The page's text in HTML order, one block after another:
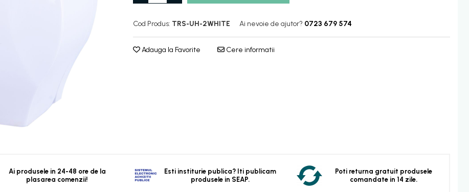
Cod Produs: TRS-UH-2WHITE Ai nevoie de ajutor? 0723 679 574
Adauga la Favorite Cere informatii
Ai produsele in 24-48 ore de la
plasarea comenzii!
Esti institurie publica? Iti publicam
produsele in SEAP.
Poti returna gratuit produsele
comandate in 14 zile.